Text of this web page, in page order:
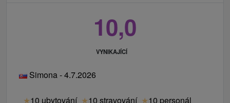
10,0
VYNIKAJÍCÍ
Simona - 4.7.2026
★10 ubytování ★10 stravování ★10 personál